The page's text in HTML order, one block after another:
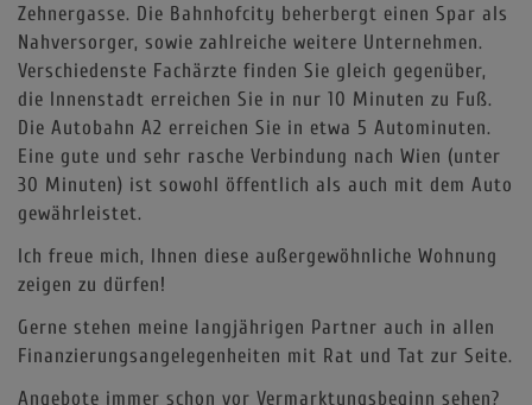
Zehnergasse. Die Bahnhofcity beherbergt einen Spar als
Nahversorger, sowie zahlreiche weitere Unternehmen.
Verschiedenste Fachärzte finden Sie gleich gegenüber,
die Innenstadt erreichen Sie in nur 10 Minuten zu Fuß.
Die Autobahn A2 erreichen Sie in etwa 5 Autominuten.
Eine gute und sehr rasche Verbindung nach Wien (unter
30 Minuten) ist sowohl öffentlich als auch mit dem Auto
gewährleistet.
Ich freue mich, Ihnen diese außergewöhnliche Wohnung
zeigen zu dürfen!
Gerne stehen meine langjährigen Partner auch in allen
Finanzierungsangelegenheiten mit Rat und Tat zur Seite.
Angebote immer schon vor Vermarktungsbeginn sehen?